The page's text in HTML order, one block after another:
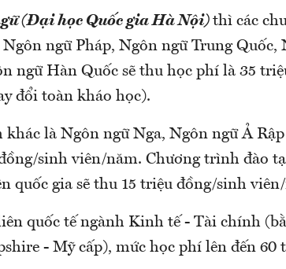
(Đại học Quốc gia Hà Nội)thì các
ngữ Pháp, Ngôn ngữ Trung Quốc,
ngữ Hàn Quốc sẽ thu học phí là 35
đổi toàn kháo học).
khác là Ngôn ngữ Nga, Ngôn ngữ Ả
sinh viên/năm. Chương trình đào
quốc gia sẽ thu 15 triệu đồng/sinh
quốc tế ngành Kinh tế - Tài chính
- Mỹ cấp), mức học phí lên đến 60